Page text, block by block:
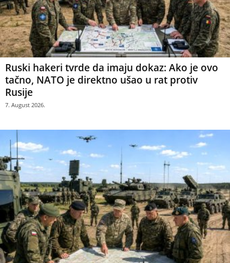
Ruski hakeri tvrde da imaju dokaz: Ako je ovo
tačno, NATO je direktno ušao u rat protiv
Rusije
7. August 2026.